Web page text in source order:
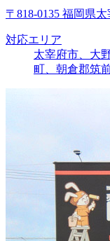
〒818-0135 福岡県
対応エリア
太宰府市、大
町、朝倉郡筑